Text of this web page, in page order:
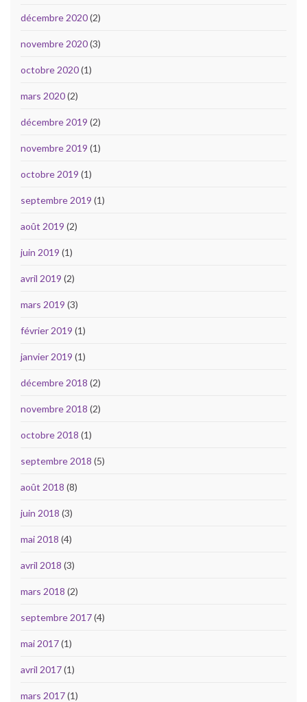
décembre 2020(2)
novembre 2020(3)
octobre 2020(1)
mars 2020(2)
décembre 2019 (2)
novembre 2019 (1)
octobre 2019 (1)
septembre 2019 (1)
août 2019 (2)
juin 2019 (1)
avril 2019 (2)
mars 2019 (3)
février 2019 (1)
janvier 2019 (1)
décembre 2018 (2)
novembre 2018 (2)
octobre 2018 (1)
septembre 2018 (5)
août 2018 (8)
juin 2018 (3)
mai 2018 (4)
avril 2018 (3)
mars 2018 (2)
septembre 2017(4)
mai 2017(1)
avril 2017(1)
mars 2017(1)